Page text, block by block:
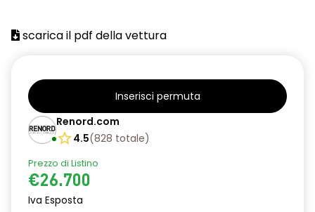
posteriori
alzacristalli anteriori elettrici impulsionali
alzacristalli posteriori elettrici impulsionali
assistenza alla partenza in salita
climatizzatore automatico
scarica il pdf della vettura
Inserisci permuta
Renord.com
4.5(828 totale)
Prezzo di Listino
€26.700
Iva Esposta